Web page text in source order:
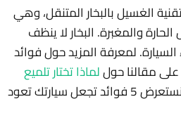
الغسيل بالبخار المتنقل، وهي
والمغبرة. البخار لا ينظف
لمعرفة المزيد حول فوائد
على مقالنا حوللماذا تختار تلميع
حيث نستعرض 5 فوائد تجعل سيارتك تعود